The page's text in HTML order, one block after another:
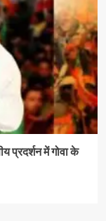
प्रदर्शन में गोवा के